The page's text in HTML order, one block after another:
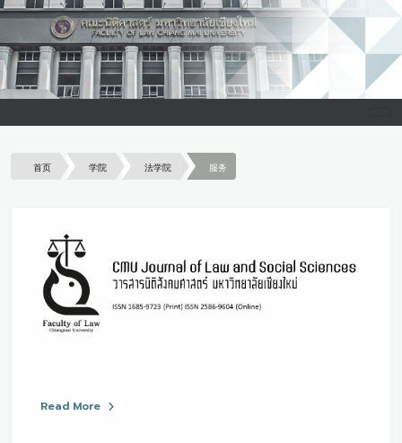
首页 学院 法学院 服务
Read More